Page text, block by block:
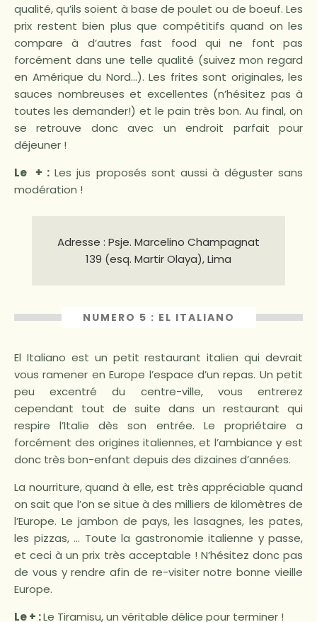
qualité, qu’ils soient à base de poulet ou de boeuf. Les
prix restent bien plus que compétitifs quand on les
compare à d’autres fast food qui ne font pas
forcément dans une telle qualité (suivez mon regard
en Amérique du Nord…). Les frites sont originales, les
sauces nombreuses et excellentes (n’hésitez pas à
toutes les demander!) et le pain très bon. Au final, on
se retrouve donc avec un endroit parfait pour
déjeuner !
Le + : Les jus proposés sont aussi à déguster sans
modération !
Adresse : Psje. Marcelino Champagnat
139 (esq. Martir Olaya),Lima
NUMERO 5 : EL ITALIANO
El Italiano est un petit restaurant italien qui devrait
vous ramener en Europe l’espace d’un repas. Un petit
peu excentré du centre-ville, vous entrerez
cependant tout de suite dans un restaurant qui
respire l’Italie dès son entrée. Le propriétaire a
forcément des origines italiennes, et l’ambiance y est
donc très bon-enfant depuis des dizaines d’années.
La nourriture, quand à elle, est très appréciable quand
on sait que l’on se situe à des milliers de kilomètres de
l’Europe. Le jambon de pays, les lasagnes, les pates,
les pizzas, … Toute la gastronomie italienne y passe,
et ceci à un prix très acceptable ! N’hésitez donc pas
de vous y rendre afin de re-visiter notre bonne vieille
Europe.
Le + :Le Tiramisu, un véritable délice pour terminer !